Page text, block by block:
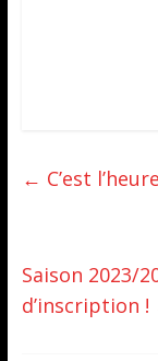
← C’est
Saison 2023/
d’inscription !